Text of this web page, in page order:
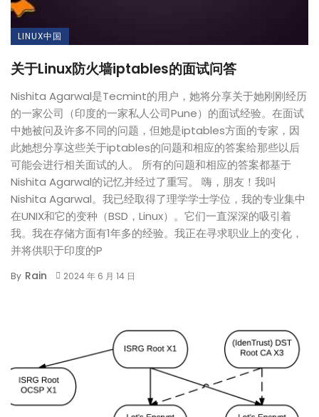
LINUX中国
关于Linux防火墙iptables的面试问答
Nishita Agarwal是Tecmint的用户，她将分享关于她刚刚经历
的一家公司（印度的一家私人公司Pune）的面试经验。在面试
中她被问及许多不同的问题，但她是iptables方面的专家，因
此她想分享这些关于iptables的问题和相应的答案给那些以后
可能会进行相关面试的人。 所有的问题和相应的答案都基于
Nishita Agarwal的记忆并经过了重写。 嗨，朋友！我叫
Nishita Agarwal。我已经取得了理学学士学位，我的专业集中
在UNIX和它的变种（BSD，Linux）。它们一直深深的吸引着
我。我在存储方面有1年多的经验。我正在寻求职业上的变化，
并将供职于印度的P
By Rain 2024 年 6 月 14 日